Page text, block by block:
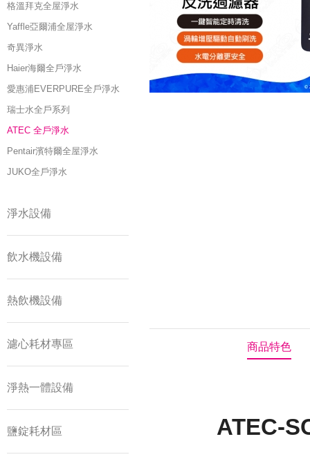
格溫拜克全屋淨水
Yaffle亞爾浦全屋淨水
奇異淨水
Haier海爾全戶淨水
愛惠浦EVERPURE全戶淨水
瑞士水全戶系列
ATEC 全戶淨水
Pentair濱特爾全屋淨水
JUKO全戶淨水
淨水設備
飲水機設備
熱飲機設備
濾心耗材專區
淨熱一體設備
鹽錠耗材區
商品特色
ATEC-